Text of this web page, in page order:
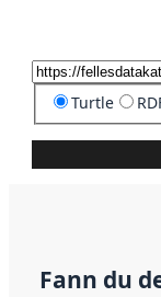
Turtle
Fann du